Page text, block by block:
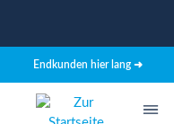
Endkunden hier lang ➜